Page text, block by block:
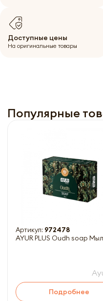
Доступные цены
На оригинальные товары
Популярные
Артикул: 972478
AYUR PLUS Oudh soap
Подробнее